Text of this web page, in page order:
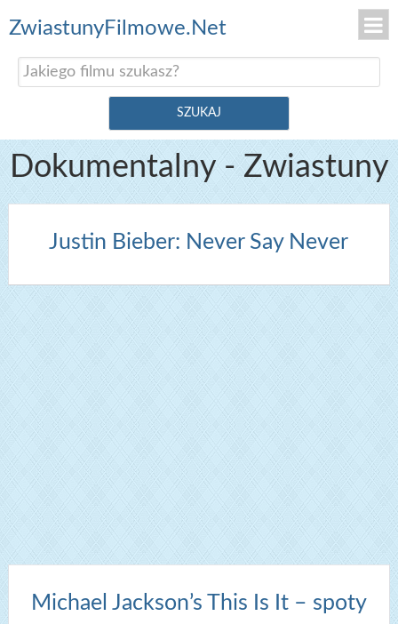
ZwiastunyFilmowe.Net
Dokumentalny - Zwiastuny
Justin Bieber: Never Say Never
Michael Jackson’s This Is It – spoty